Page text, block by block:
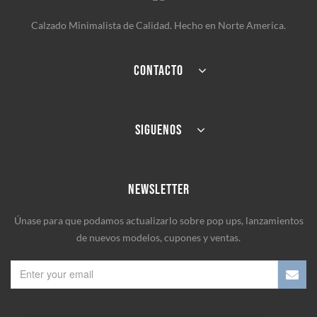
Calzado Minimalista de Calidad. Hecho en Norte America.
CONTACTO
SIGUENOS
NEWSLETTER
Únase para que podamos actualizarlo sobre pop ups, lanzamientos
de nuevos modelos, cupones y ventas.